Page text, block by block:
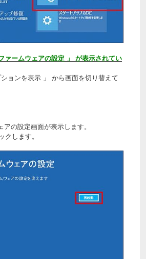
ァームウェアの設定 」 が表示されてい
ションを表示 」 から画面を切り替えて
の設定画面が表示します。
クします。